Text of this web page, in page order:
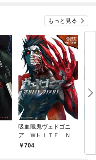
もっと見る
吸血殲鬼ヴェドゴニ
ア ＷＨＩＴＥ ＮＩ
ＧＨＴ
704